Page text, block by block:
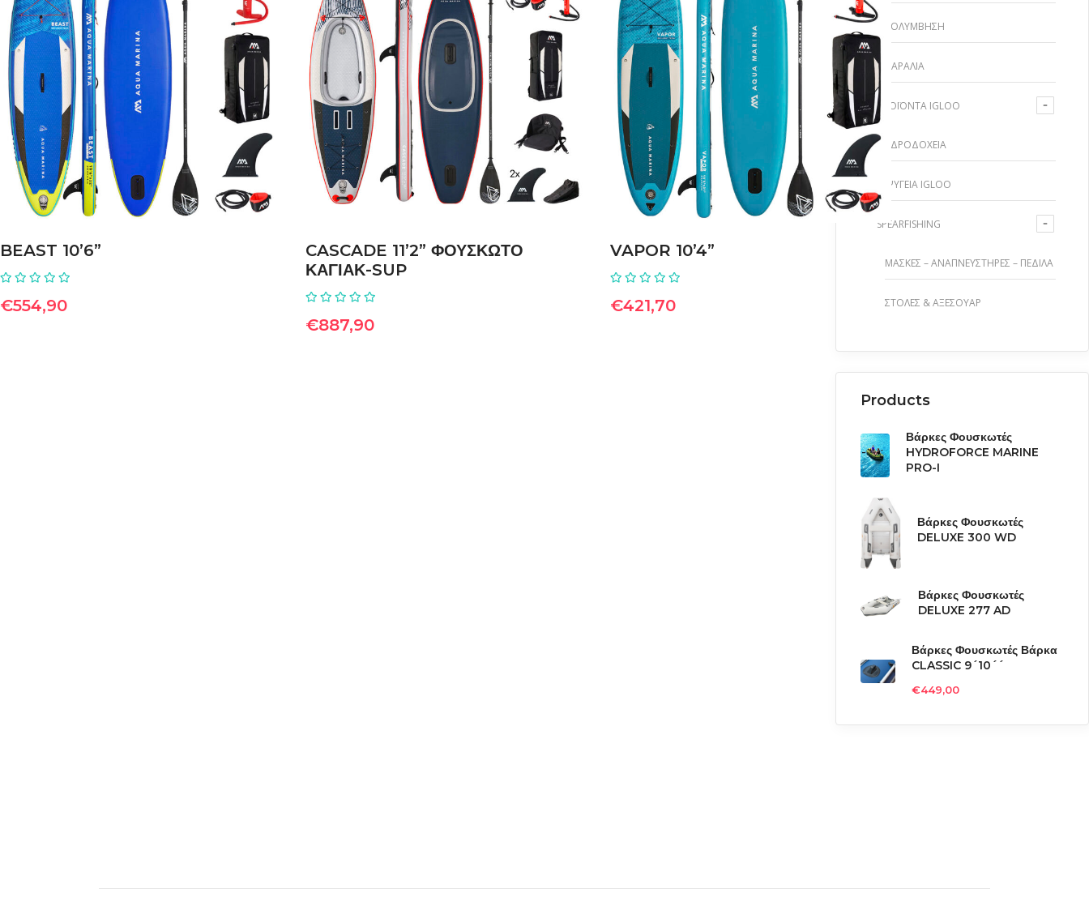
ΠΡΟΣΘΉΚΗ ΣΤΟ ΚΑΛΆΘΙ
BEAST 10’6”
€554,90
ΠΡΟΣΘΉΚΗ ΣΤΟ ΚΑΛΆΘΙ
CASCADE 11’2” ΦΟΥΣΚΩΤΟ
ΚΑΓΙΑΚ-SUP
€887,90
ΠΡΟΣΘΉΚΗ ΣΤΟ ΚΑΛΆΘΙ
VAPOR 10’4”
€421,70
ΚΟΛΎΜΒΗΣΗ
ΠΑΡΑΛΊΑ
ΠΡΟΪΌΝΤΑ IGLOO
ΥΔΡΟΔΟΧΕΊΑ
ΨΥΓΕΊΑ IGLOO
SPEARFISHING
ΜΆΣΚΕΣ – ΑΝΑΠΝΕΥΣΤΉΡΕΣ – ΠΈΔΙΛΑ
ΣΤΟΛΈΣ & ΑΞΕΣΟΥΆΡ
Products
Βάρκες Φουσκωτές
HYDROFORCE MARINE
PRO-I
Βάρκες Φουσκωτές
DELUXE 300 WD
Βάρκες Φουσκωτές
DELUXE 277 AD
Βάρκες Φουσκωτές Βάρκα
CLASSIC 9´10´´
€449,00